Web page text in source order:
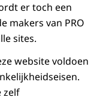
er toch een
makers van PRO
sites.
website voldoen
zelf